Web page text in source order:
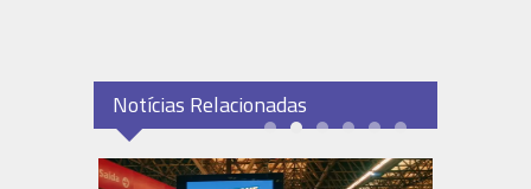
Notícias Relacionadas